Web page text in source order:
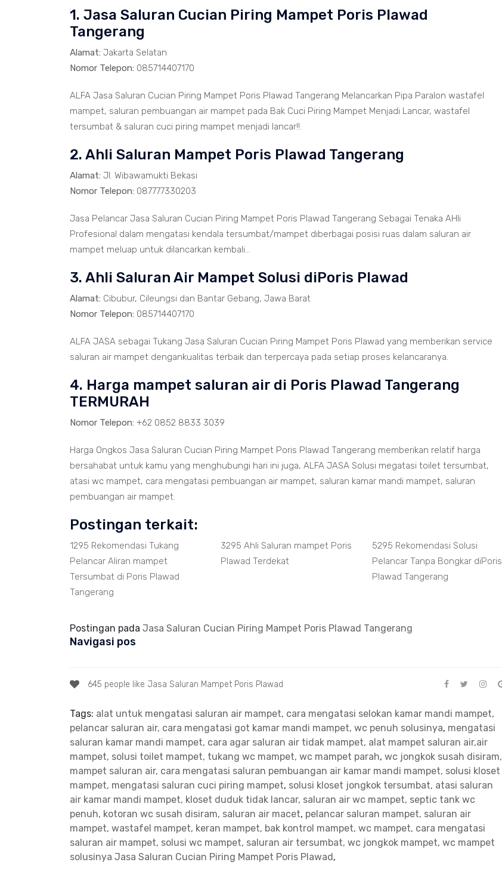
1. Jasa Saluran Cucian Piring Mampet Poris Plawad
Tangerang
Alamat: Jakarta Selatan
Nomor Telepon: 085714407170
ALFA Jasa Saluran Cucian Piring Mampet Poris Plawad Tangerang Melancarkan Pipa Paralon wastafel
mampet, saluran pembuangan air mampet pada Bak Cuci Piring Mampet Menjadi Lancar, wastafel
tersumbat & saluran cuci piring mampet menjadi lancar!!.
2. Ahli Saluran Mampet Poris Plawad Tangerang
Alamat: Jl. Wibawamukti Bekasi
Nomor Telepon: 087777330203
Jasa Pelancar Jasa Saluran Cucian Piring Mampet Poris Plawad Tangerang Sebagai Tenaka AHli
Profesional dalam mengatasi kendala tersumbat/mampet diberbagai posisi ruas dalam saluran air
mampet meluap untuk dilancarkan kembali...
3. Ahli Saluran Air Mampet Solusi diPoris Plawad
Alamat: Cibubur, Cileungsi dan Bantar Gebang, Jawa Barat
Nomor Telepon: 085714407170
ALFA JASA sebagai Tukang Jasa Saluran Cucian Piring Mampet Poris Plawad yang memberikan service
saluran air mampet dengankualitas terbaik dan terpercaya pada setiap proses kelancaranya.
4. Harga mampet saluran air di Poris Plawad Tangerang
TERMURAH
Nomor Telepon: +62 0852 8833 3039
Harga Ongkos Jasa Saluran Cucian Piring Mampet Poris Plawad Tangerang memberikan relatif harga
bersahabat untuk kamu yang menghubungi hari ini juga, ALFA JASA Solusi megatasi toilet tersumbat,
atasi wc mampet, cara mengatasi pembuangan air mampet, saluran kamar mandi mampet, saluran
pembuangan air mampet.
Postingan terkait:
1295 Rekomendasi Tukang
Pelancar Aliran mampet
Tersumbat di Poris Plawad
Tangerang
3295 Ahli Saluran mampet Poris
Plawad Terdekat
5295 Rekomendasi Solusi
Pelancar Tanpa Bongkar diPoris
Plawad Tangerang
Postingan pada Jasa Saluran Cucian Piring Mampet Poris Plawad Tangerang
Navigasi pos
645 people like Jasa Saluran Mampet Poris Plawad
Tags: alat untuk mengatasi saluran air mampet, cara mengatasi selokan kamar mandi mampet,
pelancar saluran air, cara mengatasi got kamar mandi mampet, wc penuh solusinya, mengatasi
saluran kamar mandi mampet, cara agar saluran air tidak mampet, alat mampet saluran air,air
mampet, solusi toilet mampet, tukang wc mampet, wc mampet parah, wc jongkok susah disiram,
mampet saluran air, cara mengatasi saluran pembuangan air kamar mandi mampet, solusi kloset
mampet, mengatasi saluran cuci piring mampet, solusi kloset jongkok tersumbat, atasi saluran
air kamar mandi mampet, kloset duduk tidak lancar, saluran air wc mampet, septic tank wc
penuh, kotoran wc susah disiram, saluran air macet, pelancar saluran mampet, saluran air
mampet, wastafel mampet, keran mampet, bak kontrol mampet, wc mampet, cara mengatasi
saluran air mampet, solusi wc mampet, saluran air tersumbat, wc jongkok mampet, wc mampet
solusinya Jasa Saluran Cucian Piring Mampet Poris Plawad ,